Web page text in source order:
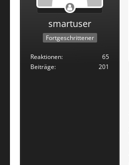
smartuser
Fortgeschrittener
Reaktionen
65
Beiträge
201